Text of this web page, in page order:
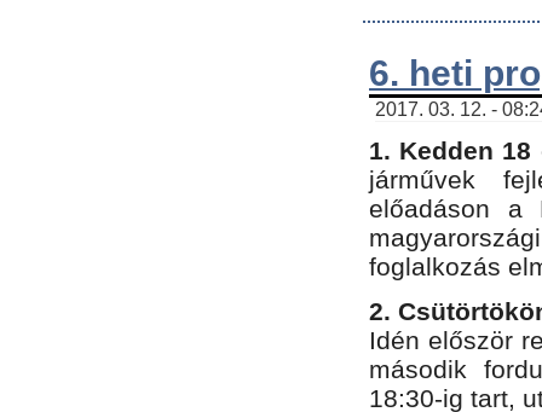
6. heti
2017. 03. 12. -
1. Kedden 18
járművek
előadáson a
foglalkozás
2.
Idén először
második
18:30-ig tart,